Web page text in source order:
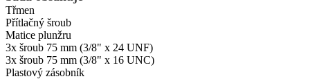
Třmen
Přítlačný šroub
Matice plunžru
3x šroub 75 mm (3/8" x 24 UNF)
3x šroub 75 mm (3/8" x 16 UNC)
Plastový zásobník